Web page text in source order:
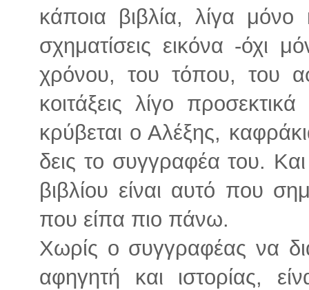
κάποια βιβλία, λίγα μόνο
σχηματίσεις εικόνα -όχι
χρόνου, του τόπου, του
κοιτάξεις λίγο
κρύβεται ο Αλέξης,
δεις το συγγραφέα του.
βιβλίου είναι αυτό που
που είπα πιο πάνω.
Χωρίς ο συγγραφέας να
αφηγητή και ιστορίας,